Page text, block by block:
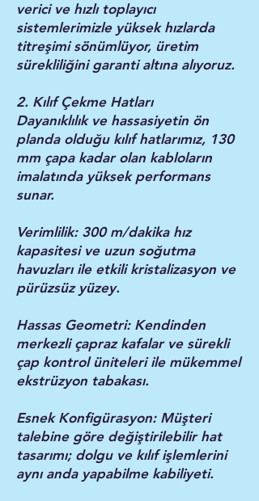
verici ve hızlı toplayıcı
sistemlerimizle yüksek hızlarda
titreşimi sönümlüyor, üretim
sürekliliğini garanti altına alıyoruz.
2. Kılıf Çekme Hatları
Dayanıklılık ve hassasiyetin ön
planda olduğu kılıf hatlarımız, 130
mm çapa kadar olan kabloların
imalatında yüksek performans
sunar.
Verimlilik: 300 m/dakika hız
kapasitesi ve uzun soğutma
havuzları ile etkili kristalizasyon ve
pürüzsüz yüzey.
Hassas Geometri: Kendinden
merkezli çapraz kafalar ve sürekli
çap kontrol üniteleri ile mükemmel
ekstrüzyon tabakası.
Esnek Konfigürasyon: Müşteri
talebine göre değiştirilebilir hat
tasarımı; dolgu ve kılıf işlemlerini
aynı anda yapabilme kabiliyeti.